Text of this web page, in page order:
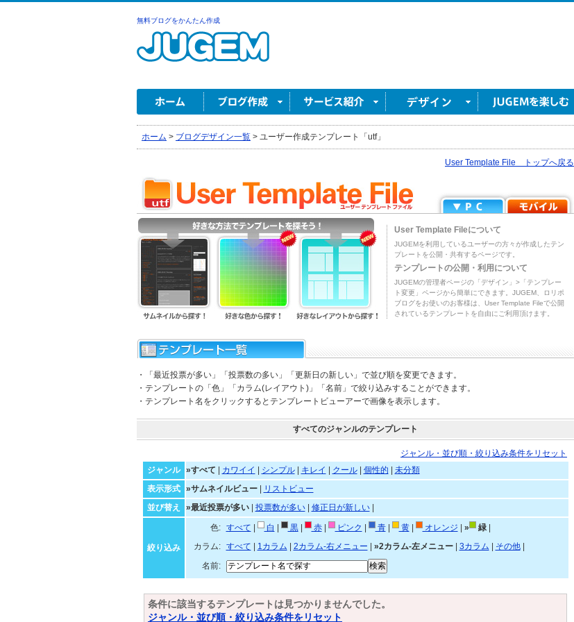
無料ブログをかんたん作成
ホーム > ブログデザイン一覧 > ユーザー作成テンプレート「utf」
User Template File トップへ戻る
User Template Fileについて
JUGEMを利用しているユーザーの方々が作成したテン
プレートを公開・共有するページです。
テンプレートの公開・利用について
JUGEMの管理者ページの「デザイン」>「テンプレー
ト変更」ページから簡単にできます。JUGEM、ロリポ
ブログをお使いのお客様は、User Template Fileで公開
されているテンプレートを自由にご利用頂けます。
・「最近投票が多い」「投票数の多い」「更新日の新しい」で並び順を変更できます。
・テンプレートの「色」「カラム(レイアウト)」「名前」で絞り込みすることができます。
・テンプレート名をクリックするとテンプレートビューアーで画像を表示します。
すべてのジャンルのテンプレート
ジャンル・並び順・絞り込み条件をリセット
ジャンル
»すべて カワイイ シンプル| キレイ クール| 個性的
未分類
表示形式
»サムネイルビュー|
リストビュー
並び替え
»最近投票が多い| 投票数が多い| 修正日が新しい|
絞り込み
色: すべて 白 黒| 赤| ピンク 青| 黄| オレンジ » 緑|
カラム:
すべて 1カラム 2カラム-右メニュー »2カラム-左メニュー| 3カラム その他|
名前:
条件に該当するテンプレートは見つかりませんでした。
ジャンル・並び順・絞り込み条件をリセット